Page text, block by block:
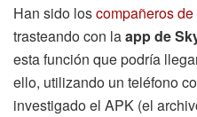
Han sido loscompañeros
trasteando con laapp de
esta función que podría
ello, utilizando un teléfono
investigado el APK (el